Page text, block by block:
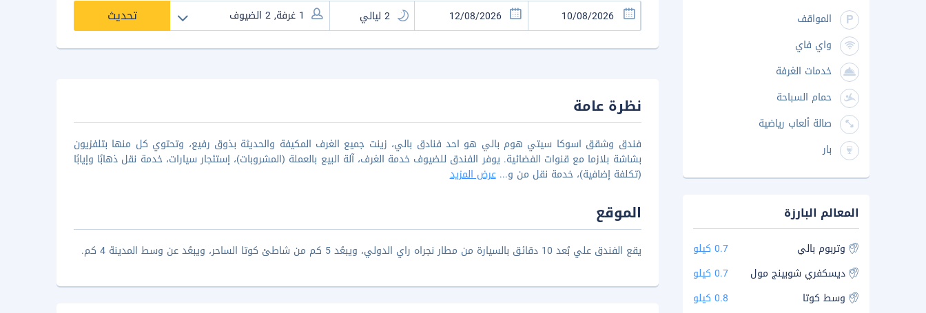
تحديث
نظرة عامة
فندق وشقق اسوكا سيتي هوم بالي هو احد فنادق بالي، زينت جميع الغرف المكيفة والحديثة بذوق رفيع، وتحتوي كل منها بتلفزيون
بشاشة بلازما مع قنوات الفضائية. يوفر الفندق للضيوف خدمة الغرف، آلة البيع بالعملة (المشروبات)، إستئجار سيارات، خدمة نقل ذهابًا وإيابًا
(تكلفة إضافية)، خدمة نقل من و...عرض المزيد
الموقع
يقع الفندق علي بُعد 10 دقائق بالسيارة من مطار نجراه راي الدولي، ويبعُد 5 كم من شاطئ كوتا الساحر، ويبعُد عن وسط المدينة 4 كم.
المواقف
واي فاي
خدمات الغرفة
حمام السباحة
صالة ألعاب رياضية
بار
المعالم البارزة
وتربوم بالي
0.7 كيلو
ديسكفري شوبينج مول
0.7 كيلو
وسط كوتا
0.8 كيلو